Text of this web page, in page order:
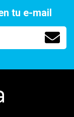
tu e-mail